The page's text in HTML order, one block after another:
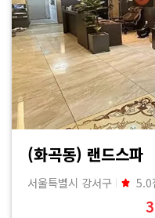
(화곡동) 랜드스파
서울특별시 강서구 5.0